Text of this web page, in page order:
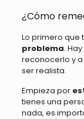
¿Cómo
Lo primero que
problema.
reconocerlo y
ser realista.
Empieza por
tienes una
nada, es